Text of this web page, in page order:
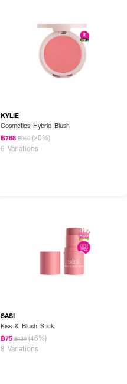
KYLIE
Cosmetics Hybrid Blush
฿768 ฿960 (20%)
6 Variations
SASI
Kiss & Blush Stick
฿75 ฿139 (46%)
8 Variations